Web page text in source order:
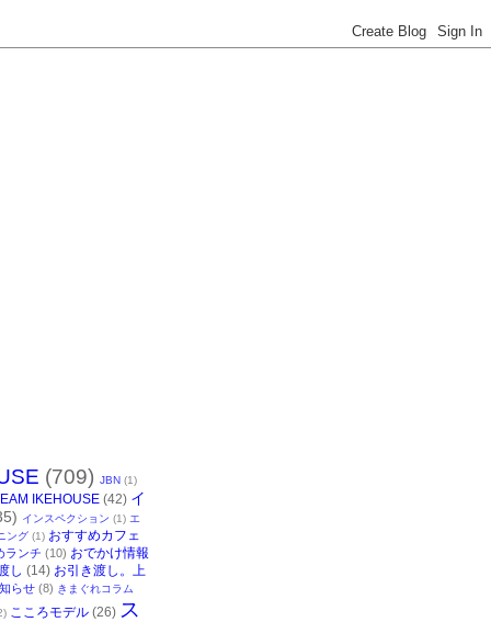
(709) JBN (1)
IKEHOUSE (42) イ
インスペクション (1) エ
ング (1) おすすめカフェ
ランチ (10) おでかけ情報
し (14) お引き渡し。上
らせ (8) きまぐれコラム
こころモデル (26) ス